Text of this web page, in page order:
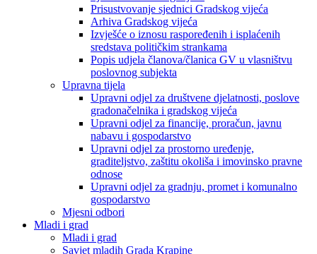
Prisustvovanje sjednici Gradskog vijeća
Arhiva Gradskog vijeća
Izvješće o iznosu raspoređenih i isplaćenih
sredstava političkim strankama
Popis udjela članova/članica GV u vlasništvu
poslovnog subjekta
Upravna tijela
Upravni odjel za društvene djelatnosti, poslove
gradonačelnika i gradskog vijeća
Upravni odjel za financije, proračun, javnu
nabavu i gospodarstvo
Upravni odjel za prostorno uređenje,
graditeljstvo, zaštitu okoliša i imovinsko pravne
odnose
Upravni odjel za gradnju, promet i komunalno
gospodarstvo
Mjesni odbori
Mladi i grad
Mladi i grad
Savjet mladih Grada Krapine